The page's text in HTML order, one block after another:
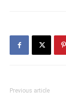
Previous article